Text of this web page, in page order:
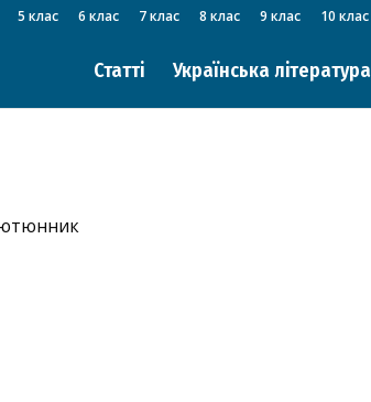
5 клас 6 клас 7 клас 8 клас 9 клас 10 клас
Статті Українська література